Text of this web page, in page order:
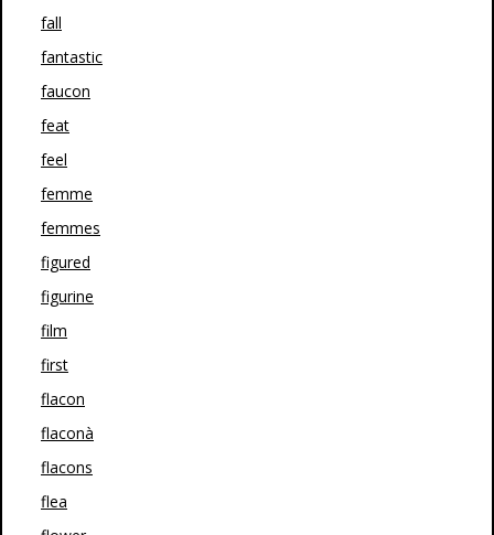
fall
fantastic
faucon
feat
feel
femme
femmes
figured
figurine
film
first
flacon
flaconà
flacons
flea